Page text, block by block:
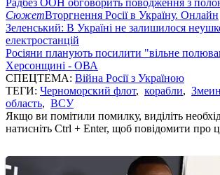
СюжетВторгнення Росії в Україну. Онлайн
Зеленський: В Україні не залишилося
електростанцій
Росіяни планують посилити "вільне
Херсонщині - ОВА
СПЕЦТЕМА: Війна Росії з Україною
ТЕГИ: Черноморский флот, корабли,
область, ВСУ
Якщо ви помітили помилку, виділіть
натисніть Ctrl + Enter, щоб повідомити про